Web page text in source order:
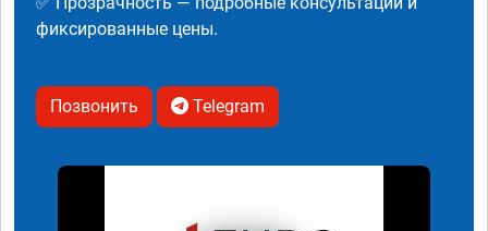
фиксированные цены.
Позвонить Telegram